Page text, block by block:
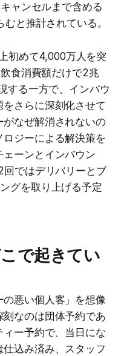
ャンセルまで含める
と推計されている。
初めて4,000万人を突
食消費額だけで2兆
する一方で、インバウ
さらに深刻化させて
なぜ解消されないの
ジーによる解決策を
ーンとインバウン
回ではデリバリーとブ
グを取り上げる予定
で起きてい
の悪い個人客」を想像
刻なのは団体予約であ
ィー予約で、当日にな
込み済み、スタッフ